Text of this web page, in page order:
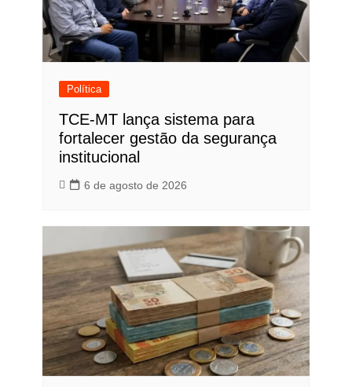
Política
TCE-MT lança sistema para
fortalecer gestão da segurança
institucional
6 de agosto de 2026